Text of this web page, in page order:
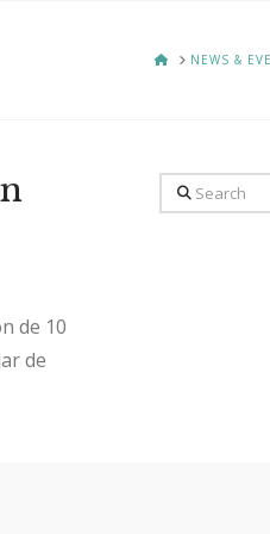
HOMENEWS &
de 10
de
Search